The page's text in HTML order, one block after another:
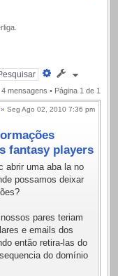
Pesquisa
avançada
4 mensagens • Página 1 de 1
» Seg Ago 02, 2010 7:36 pm
fantasy players
abrir uma aba la no
possamos deixar
pares teriam
e emails dos
então retira-las do
do domínio